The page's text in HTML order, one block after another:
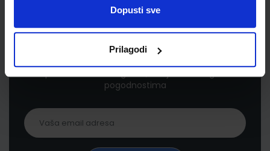
Dopusti sve
Prilagodi
Newsletter prijava
proizvodima i uslugama, akcijama i drugim
pogodnostima